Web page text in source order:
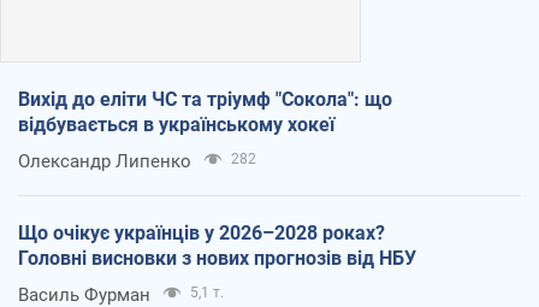
Вихід до еліти ЧС та тріумф "Сокола": що
відбувається в українському хокеї
Олександр Липенко 282
Що очікує українців у 2026–2028 роках?
Головні висновки з нових прогнозів від НБУ
Василь Фурман 5,1 т.